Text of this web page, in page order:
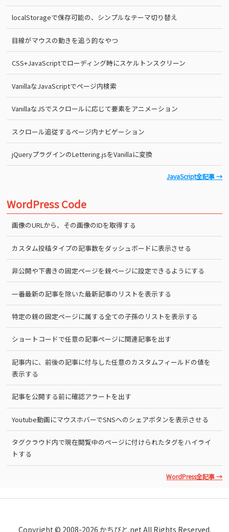
localStorageで保存可能の、シンプルなテーマ切り替え
目線がマウスの動きを追う的なやつ
CSS+JavaScriptでローディング時にスケルトンスクリーン
VanillaなJavaScriptでページ内検索
VanillaなJSでスクロールに応じて要素をアニメーション
スクロール追従するページ内ナビゲーション
jQueryプラグインのLettering.jsをVanillaに変換
JavaScript全記事 →
WordPress Code
画像のURLから、その画像のIDを取得する
カスタム投稿タイプの記事数をダッシュボードに表示させる
非公開や下書きの固定ページを親ページに設定できるようにする
一番最新の記事を除いた最新記事のリストを表示する
特定の親の固定ページに属する全ての子孫のリストを表示する
ショートコードで任意の記事ページに関連記事を出す
記事内に、前後の記事に付与した任意のカスタムフィールドの値を
表示する
記事を公開する前に確認アラートを出す
Youtube動画にマウスホバーでSNSへのシェアボタンを表示させる
タグクラウド内で現在閲覧中のページに付けられたタグをハイライ
トする
WordPress全記事 →
Copyright © 2008-2026 かちびと.net All Rights Reserved.